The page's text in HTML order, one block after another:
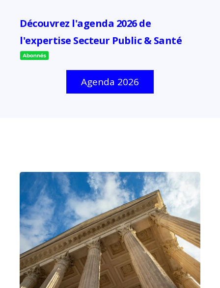
Découvrez l'agenda 2026 de
l'expertise Secteur Public & Santé
Agenda 2026